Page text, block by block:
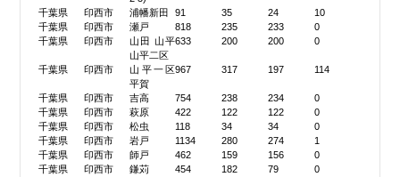
千葉県 印西市 浦幡新田 91 35 24
10
千葉県
印西市 瀬戸 818 235 233
0
千葉県
印西市
山田 山平
山平二区
633 200 200 0
千葉県 印西市
山平一区
平賀
967 317 197 114
千葉県 印西市 吉高 754 238 234
0
千葉県
印西市 萩原 422 122 122
0
千葉県
印西市 松虫 118 34 34
0
千葉県
印西市 岩戸 1134 280 274
1
千葉県
印西市 師戸 462 159 156
0
千葉県
印西市 鎌苅 454 182 79
0